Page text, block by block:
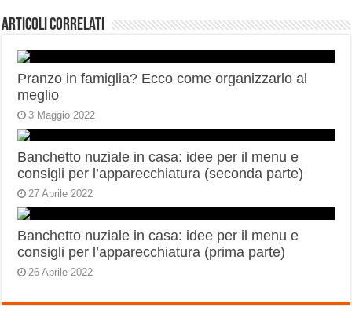
Articoli correlati
Pranzo in famiglia? Ecco come organizzarlo al
meglio
3 Maggio 2022
Banchetto nuziale in casa: idee per il menu e
consigli per l’apparecchiatura (seconda parte)
27 Aprile 2022
Banchetto nuziale in casa: idee per il menu e
consigli per l’apparecchiatura (prima parte)
26 Aprile 2022